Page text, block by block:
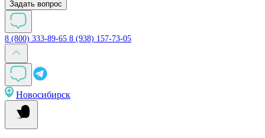
Задать вопрос
8 (800) 333-89-65 8 (938) 157-73-05
Новосибирск